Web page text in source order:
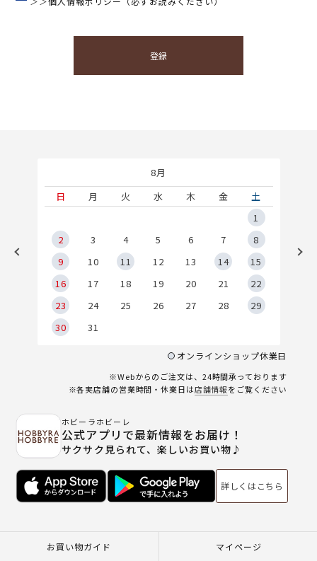
登録
8月
日
月 火 水 木 金
土
1
2
3 4 5 6 7
8
9
10 11 12 13 14
15
16
17 18 19 20 21
22
23
24 25 26 27 28
29
30
31
オンラインショップ休業日
※Webからのご注文は、24時間承っております
※各実店舗の営業時間・休業日は店舗情報をご覧ください
ホビーラホビーレ
公式アプリで最新情報をお届け！
サクサク見られて、楽しいお買い物♪
詳しくはこちら
お買い物ガイド マイページ